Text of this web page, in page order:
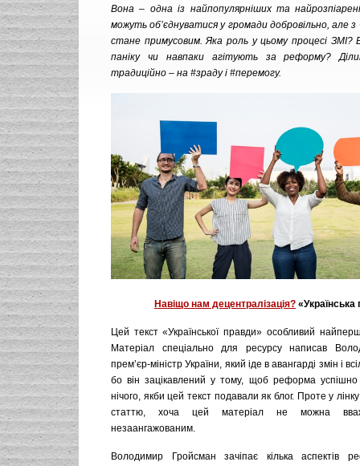
Вона – одна із найпопулярніших та
можуть об’єднуватися у громади добровільно, але
стане примусовим. Яка роль у цьому процесі ЗМІ?
паніку чи навпаки агітують за реформу?
традиційно – на #зраду і #перемогу.
Навіщо нам децентралізація? «Українська
Цей текст «Української правди» особливий
Матеріал спеціально для ресурсу написав
прем’єр-міністр України, який іде в авангарді змін і
бо він зацікавлений у тому, щоб реформа успішно
нічого, якби цей текст подавали як блог. Проте у
статтю, хоча цей матеріал не можна
незаангажованим.
Володимир Гройсман зачіпає кілька аспектів